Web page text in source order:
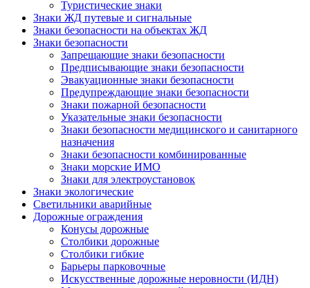
Туристические знаки
Знаки ЖД путевые и сигнальные
Знаки безопасности на объектах ЖД
Знаки безопасности
Запрещающие знаки безопасности
Предписывающие знаки безопасности
Эвакуационные знаки безопасности
Предупреждающие знаки безопасности
Знаки пожарной безопасности
Указательные знаки безопасности
Знаки безопасности медицинского и санитарного
назначения
Знаки безопасности комбинированные
Знаки морские ИМО
Знаки для электроустановок
Знаки экологические
Светильники аварийные
Дорожные ограждения
Конусы дорожные
Столбики дорожные
Столбики гибкие
Барьеры парковочные
Искусственные дорожные неровности (ИДН)